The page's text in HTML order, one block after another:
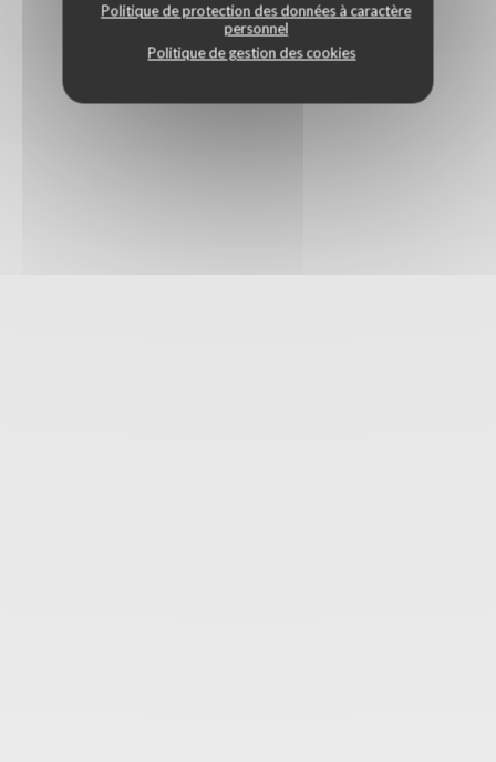
Politique de protection des données à caractère
personnel
Politique de gestion des cookies